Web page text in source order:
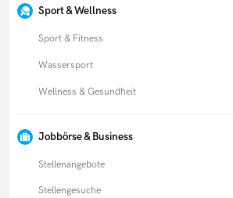
Sport & Wellness
Sport & Fitness
Wassersport
Wellness & Gesundheit
Jobbörse & Business
Stellenangebote
Stellengesuche